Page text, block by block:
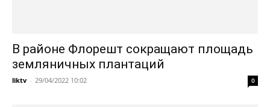
В районе Флорешт сокращают площадь
земляничных плантаций
liktv - 29/04/2022 10:02 0